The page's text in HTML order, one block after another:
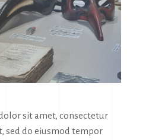
sit amet, consectetur
sed do eiusmod tempor